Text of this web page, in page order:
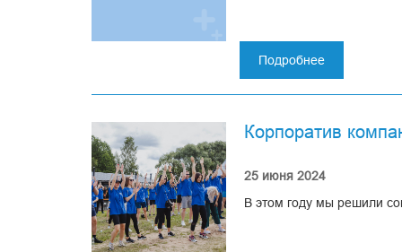
Подробнее
здоровья
Корпоратив
25 июня 2024
В этом году мы решили